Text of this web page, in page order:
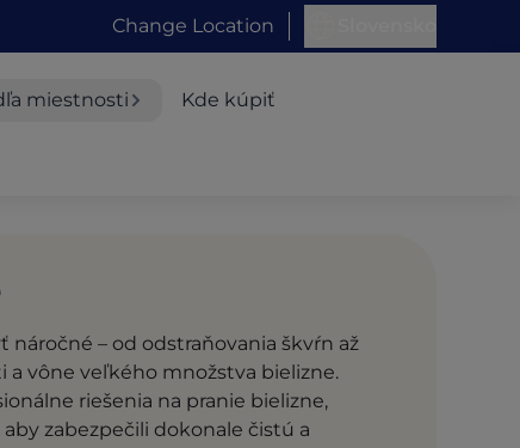
Change Location
miestnosti Kde kúpiť
náročné – od odstraňovania škvŕn až
a vône veľkého množstva bielizne.
riešenia na pranie bielizne,
zabezpečili dokonale čistú a